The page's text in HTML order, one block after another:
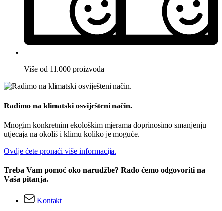
Više od 11.000 proizvoda
Radimo na klimatski osviješteni način.
Mnogim konkretnim ekološkim mjerama doprinosimo smanjenju
utjecaja na okoliš i klimu koliko je moguće.
Ovdje ćete pronaći više informacija.
Treba Vam pomoć oko narudžbe? Rado ćemo odgovoriti na
Vaša pitanja.
Kontakt